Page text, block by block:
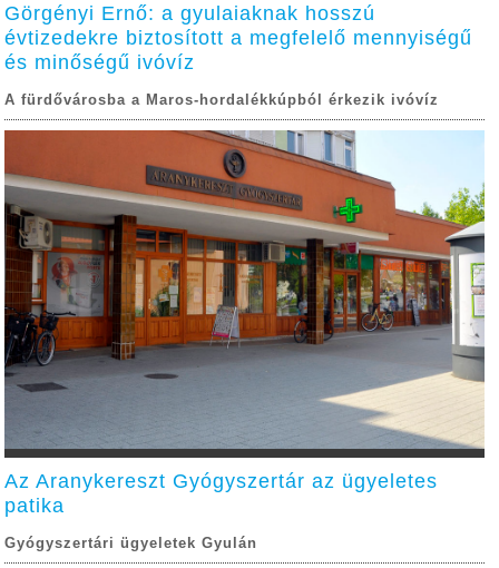
Görgényi Ernő: a gyulaiaknak hosszú
évtizedekre biztosított a megfelelő mennyiségű
és minőségű ivóvíz
A fürdővárosba a Maros-hordalékkúpból érkezik ivóvíz
Az Aranykereszt Gyógyszertár az ügyeletes
patika
Gyógyszertári ügyeletek Gyulán